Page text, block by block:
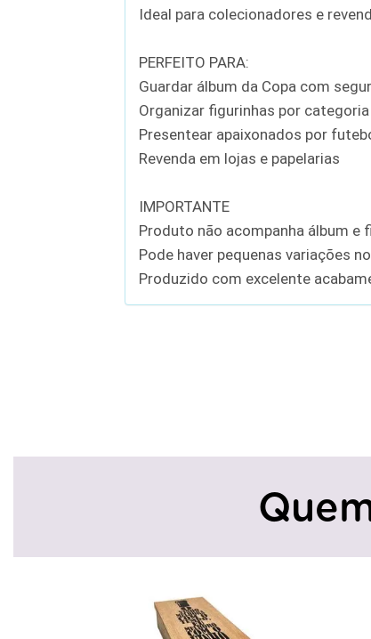
Ideal para colecionadores e
PERFEITO PARA:
Guardar álbum da Copa com
Organizar figurinhas por categoria
Presentear apaixonados por
Revenda em lojas e papelarias
IMPORTANTE
Produto não acompanha álbum e
Pode haver pequenas variações
Produzido com excelente